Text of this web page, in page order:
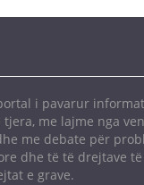
i pavarur
me lajme nga
me debate për
dhe të të drejtave
e grave.